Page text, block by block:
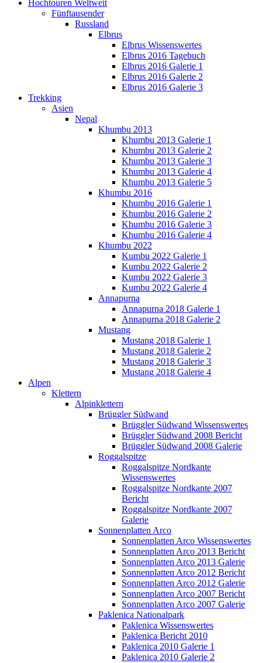
Hochtouren Weltweit
Fünftausender
Russland
Elbrus
Elbrus Wissenswertes
Elbrus 2016 Tagebuch
Elbrus 2016 Galerie 1
Elbrus 2016 Galerie 2
Elbrus 2016 Galerie 3
Trekking
Asien
Nepal
Khumbu 2013
Khumbu 2013 Galerie 1
Khumbu 2013 Galerie 2
Khumbu 2013 Galerie 3
Khumbu 2013 Galerie 4
Khumbu 2013 Galerie 5
Khumbu 2016
Khumbu 2016 Galerie 1
Khumbu 2016 Galerie 2
Khumbu 2016 Galerie 3
Khumbu 2016 Galerie 4
Khumbu 2022
Kumbu 2022 Galerie 1
Kumbu 2022 Galerie 2
Kumbu 2022 Galerie 3
Kumbu 2022 Galerie 4
Annapurna
Annapurna 2018 Galerie 1
Annapurna 2018 Galerie 2
Mustang
Mustang 2018 Galerie 1
Mustang 2018 Galerie 2
Mustang 2018 Galerie 3
Mustang 2018 Galerie 4
Alpen
Klettern
Alpinklettern
Brüggler Südwand
Brüggler Südwand Wissenswertes
Brüggler Südwand 2008 Bericht
Brüggler Südwand 2008 Galerie
Roggalspitze
Roggalspitze Nordkante
Wissenswertes
Roggalspitze Nordkante 2007
Bericht
Roggalspitze Nordkante 2007
Galerie
Sonnenplatten Arco
Sonnenplatten Arco Wissenswertes
Sonnenplatten Arco 2013 Bericht
Sonnenplatten Arco 2013 Galerie
Sonnenplatten Arco 2012 Bericht
Sonnenplatten Arco 2012 Galerie
Sonnenplatten Arco 2007 Bericht
Sonnenplatten Arco 2007 Galerie
Paklenica Nationalpark
Paklenica Wissenswertes
Paklenica Bericht 2010
Paklenica 2010 Galerie 1
Paklenica 2010 Galerie 2